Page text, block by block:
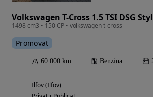
Volkswagen T-Cross 1.5 TSI DSG
1498 cm3 • 150 CP • volkswagen t-cross
Promovat
60 000 km Benzina
Ilfov (Ilfov)